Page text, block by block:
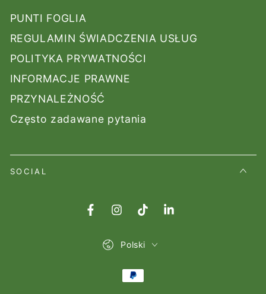
PUNTI FOGLIA
REGULAMIN ŚWIADCZENIA USŁUG
POLITYKA PRYWATNOŚCI
INFORMACJE PRAWNE
PRZYNALEŻNOŚĆ
Często zadawane pytania
SOCIAL
FacebookInstagramTikTokLinkedIn
Polski